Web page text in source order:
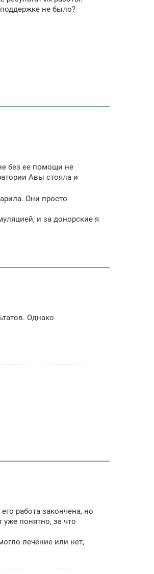
не было?
без ее помощи не
Авы стояла и
Они просто
и за донорские я
Однако
работа закончена, но
уже понятно, за что
лечение или нет,